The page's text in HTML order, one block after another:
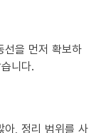
선을 먼저 확보하
니다.
아, 정리 범위를 사